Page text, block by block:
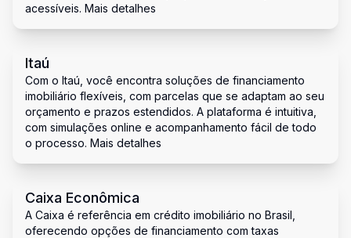
acessíveis. Mais detalhes
Itaú
Com o Itaú, você encontra soluções de financiamento
imobiliário flexíveis, com parcelas que se adaptam ao seu
orçamento e prazos estendidos. A plataforma é intuitiva,
com simulações online e acompanhamento fácil de todo
o processo. Mais detalhes
Caixa Econômica
A Caixa é referência em crédito imobiliário no Brasil,
oferecendo opções de financiamento com taxas